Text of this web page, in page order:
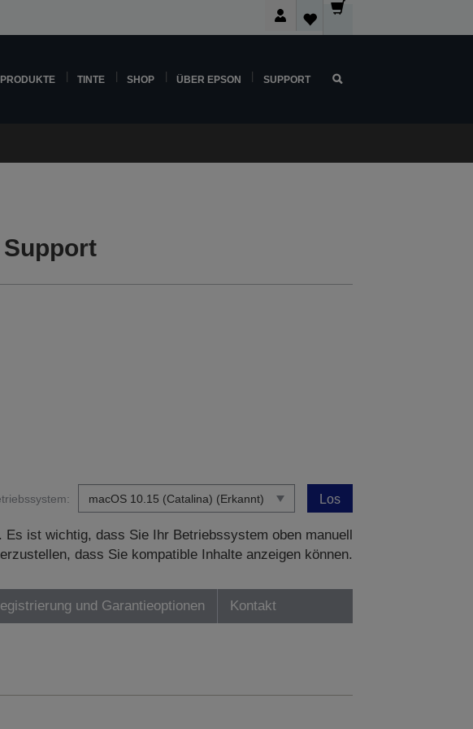
PRODUKTE TINTE SHOP ÜBER EPSON SUPPORT
Support
Los
ist wichtig, dass Sie Ihr Betriebssystem oben manuell
dass Sie kompatible Inhalte anzeigen können.
und Garantieoptionen Kontakt